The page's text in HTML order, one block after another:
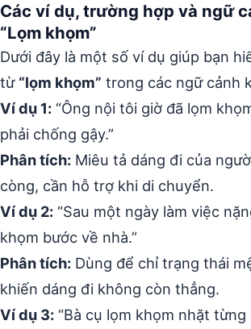
Các ví dụ, trường hợp và ngữ
“Lọm khọm”
Dưới đây là một số ví dụ giúp bạn
từ “lọm khọm” trong các ngữ cảnh
Ví dụ 1: “Ông nội tôi giờ đã lọm
phải chống gậy.”
Phân tích: Miêu tả dáng đi của
còng, cần hỗ trợ khi di chuyển.
Ví dụ 2: “Sau một ngày làm việc
khọm bước về nhà.”
Phân tích: Dùng để chỉ trạng thái
khiến dáng đi không còn thẳng.
Ví dụ 3: “Bà cụ lọm khọm nhặt